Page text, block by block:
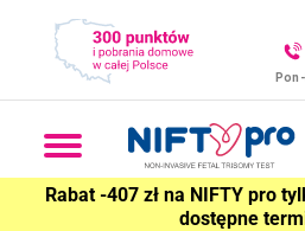
Rabat -407 zł na NIFTY pro
dostępne